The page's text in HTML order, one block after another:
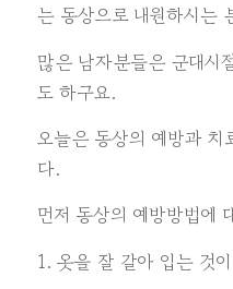
는 동상으로 내원하시는
많은 남자분들은 군대시
도 하구요.
오늘은 동상의 예방과 치
다.
먼저 동상의 예방방법에
1. 옷을 잘 갈아 입는 것